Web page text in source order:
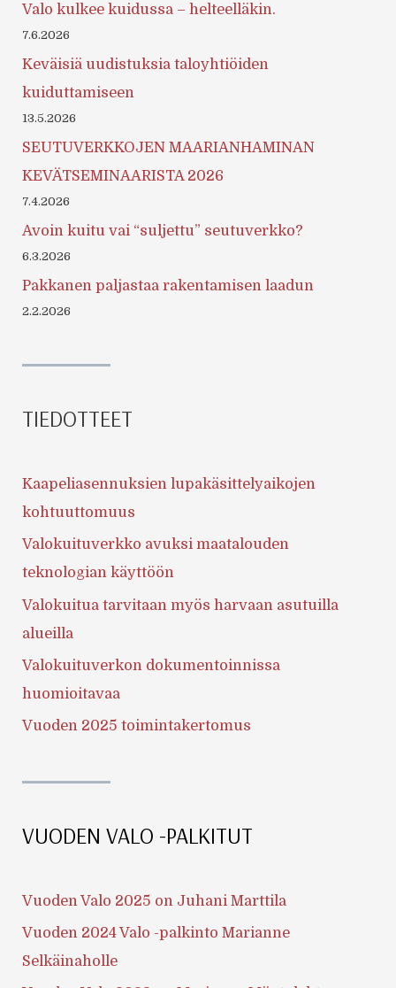
Valo kulkee kuidussa – helteelläkin.
7.6.2026
Keväisiä uudistuksia taloyhtiöiden
kuiduttamiseen
13.5.2026
SEUTUVERKKOJEN MAARIANHAMINAN
KEVÄTSEMINAARISTA 2026
7.4.2026
Avoin kuitu vai “suljettu” seutuverkko?
6.3.2026
Pakkanen paljastaa rakentamisen laadun
2.2.2026
TIEDOTTEET
Kaapeliasennuksien lupakäsittelyaikojen
kohtuuttomuus
Valokuituverkko avuksi maatalouden
teknologian käyttöön
Valokuitua tarvitaan myös harvaan asutuilla
alueilla
Valokuituverkon dokumentoinnissa
huomioitavaa
Vuoden 2025 toimintakertomus
VUODEN VALO -PALKITUT
Vuoden Valo 2025 on Juhani Marttila
Vuoden 2024 Valo -palkinto Marianne
Selkäinaholle